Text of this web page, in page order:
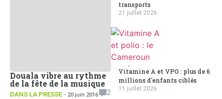
Douala vibre au rythme
de la fête de la musique
DANS LA PRESSE - 20 juin 2016
2
transports
21 juillet 2026
Vitamine A et VPO : plus de 6
millions d'enfants ciblés
11 juillet 2026